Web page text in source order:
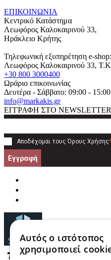
ΕΠΙΚΟΙΝΩΝΙΑ
Κεντρικό Κατάστημα
Λεωφόρος Καλοκαιρινού 33,
Ηράκλειο Κρήτης
Τηλεφωνική εξυπηρέτηση e-shop:
Λεωφόρος Καλοκαιρινού 33,
+30 800 3000400
Ωράριο επικοινωνίας
Δευτέρα - Σάββατο: 09:00 - 15:00
info@markakis.gr
ΕΓΓΡΑΦΗ ΣΤΟ NEWSLETTER
Αποδέχομαι τους Όρους Χρήσης*
Εγγραφή
Αυτός ο ιστότοπος
χρησιμοποιεί